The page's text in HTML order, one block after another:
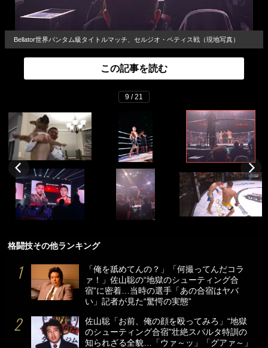
Bellator世界バンタム級タイトルマッチ、セルジオ・ペティス戦（現地写真）
この記事を読む
9 / 21
格闘技その他ランキング
「俺を舐めてんの？」「何撮ってんだコラ
ァ！」佐山聡の“地獄のシューティング合
宿”に密着…当時の選手「あの合宿はヤバ
い」記者が見た“驚愕の実態”
佐山聡「お前、俺の顔を殴ってみろ」“地獄
のシューティング合宿”壮絶スパルタ特訓の
知られざる全貌…「ウァ～ッ」「グアァ～」